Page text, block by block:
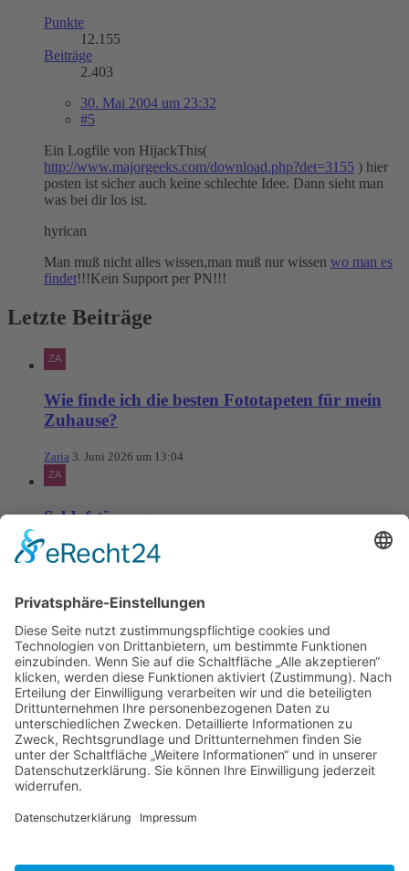
Punkte
12.155
Beiträge
2.403
30. Mai 2004 um 23:32
#5
Ein Logfile von HijackThis(
http://www.majorgeeks.com/download.php?det=3155 ) hier
posten ist sicher auch keine schlechte Idee. Dann sieht man
was bei dir los ist.
hyrican
Man muß nicht alles wissen,man muß nur wissen wo man es
findet!!!Kein Support per PN!!!
Letzte Beiträge
Wie finde ich die besten Fototapeten für mein
Zuhause?
Zaria 3. Juni 2026 um 13:04
Schlafstörungen
Zaria 3. Juni 2026 um 13:03
Ms word to PDF
Manuellsen 28. Mai 2026 um 10:31
Künstliche Intelligenz in der
Plattformentwicklung
MasonOgden 24. August 2025 um 10:58
Was habt ihr euch zuletzt gekauft?
LarsKlars 3. März 2025 um 10:08